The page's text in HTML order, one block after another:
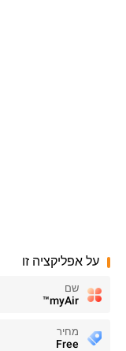
על אפליקציה זו
שם
myAir™
מחיר
Free